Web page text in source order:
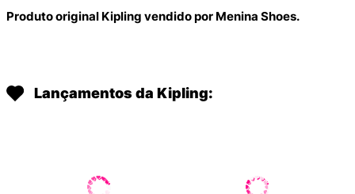
Produto original Kipling vendido por Menina Shoes.
Lançamentos da Kipling: